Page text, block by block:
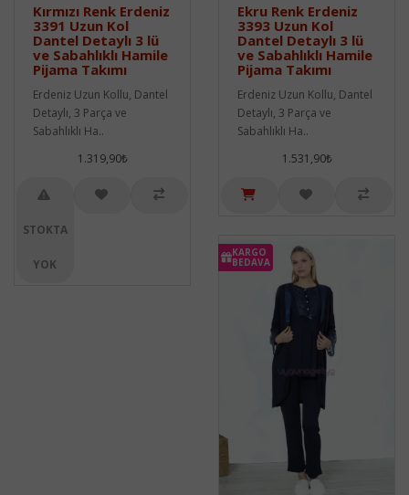
Kırmızı Renk Erdeniz
3391 Uzun Kol
Dantel Detaylı 3 lü
ve Sabahlıklı Hamile
Pijama Takımı
Erdeniz Uzun Kollu, Dantel
Detaylı, 3 Parça ve
Sabahlıklı Ha..
1.319,90₺
STOKTA
YOK
Ekru Renk Erdeniz
3393 Uzun Kol
Dantel Detaylı 3 lü
ve Sabahlıklı Hamile
Pijama Takımı
Erdeniz Uzun Kollu, Dantel
Detaylı, 3 Parça ve
Sabahlıklı Ha..
1.531,90₺
KARGO
BEDAVA